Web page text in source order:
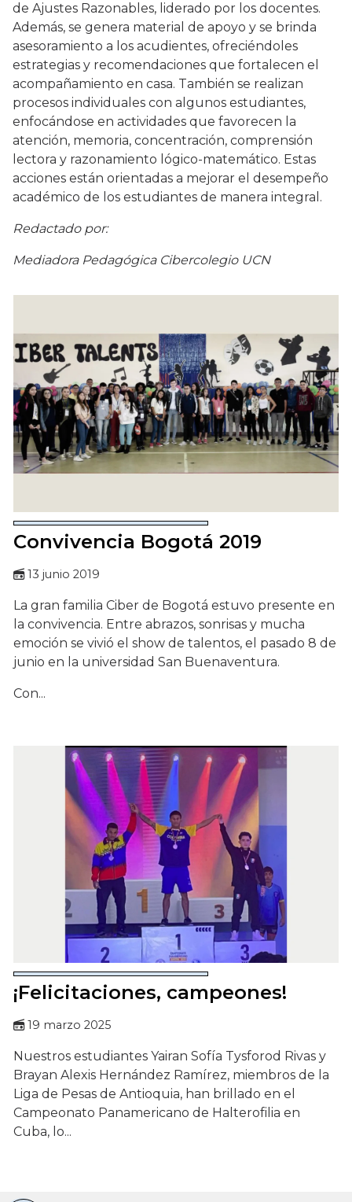
de Ajustes Razonables, liderado por los docentes.
Además, se genera material de apoyo y se brinda
asesoramiento a los acudientes, ofreciéndoles
estrategias y recomendaciones que fortalecen el
acompañamiento en casa. También se realizan
procesos individuales con algunos estudiantes,
enfocándose en actividades que favorecen la
atención, memoria, concentración, comprensión
lectora y razonamiento lógico-matemático. Estas
acciones están orientadas a mejorar el desempeño
académico de los estudiantes de manera integral.
Redactado por:
Mediadora Pedagógica Cibercolegio UCN
Convivencia Bogotá 2019
13 junio 2019
La gran familia Ciber de Bogotá estuvo presente en
la convivencia. Entre abrazos, sonrisas y mucha
emoción se vivió el show de talentos, el pasado 8 de
junio en la universidad San Buenaventura.
Con...
¡Felicitaciones, campeones!
19 marzo 2025
Nuestros estudiantes Yairan Sofía Tysforod Rivas y
Brayan Alexis Hernández Ramírez, miembros de la
Liga de Pesas de Antioquia, han brillado en el
Campeonato Panamericano de Halterofilia en
Cuba, lo...